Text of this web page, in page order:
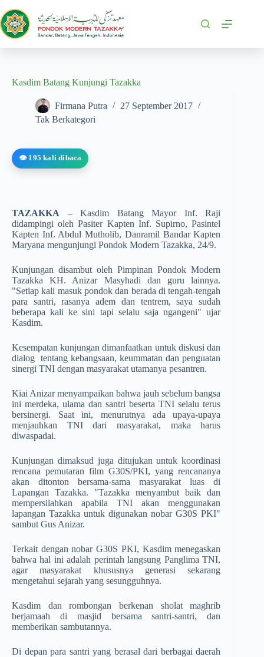
Kasdim Batang Kunjungi Tazakka
Firmana Putra
27 September 2017
Tak Berkategori
👁️ 195 kali dibaca
TAZAKKA – Kasdim Batang Mayor Inf. Raji
didampingi oleh Pasiter Kapten Inf. Supirno, Pasintel
Kapten Inf. Abdul Mutholib, Danramil Bandar Kapten
Maryana mengunjungi Pondok Modern Tazakka, 24/9.
Kunjungan disambut oleh Pimpinan Pondok Modern
Tazakka KH. Anizar Masyhadi dan guru lainnya.
"Setiap kali masuk pondok dan berada di tengah-tengah
para santri, rasanya adem dan tentrem, saya sudah
beberapa kali ke sini tapi selalu saja ngangeni" ujar
Kasdim.
Kesempatan kunjungan dimanfaatkan untuk diskusi dan
dialog tentang kebangsaan, keummatan dan penguatan
sinergi TNI dengan masyarakat utamanya pesantren.
Kiai Anizar menyampaikan bahwa jauh sebelum bangsa
ini merdeka, ulama dan santri beserta TNI selalu terus
bersinergi. Saat ini, menurutnya ada upaya-upaya
menjauhkan TNI dari masyarakat, maka harus
diwaspadai.
Kunjungan dimaksud juga ditujukan untuk koordinasi
rencana pemutaran film G30S/PKI, yang rencananya
akan ditonton bersama-sama masyarakat luas di
Lapangan Tazakka. "Tazakka menyambut baik dan
mempersilahkan apabila TNI akan menggunakan
lapangan Tazakka untuk digunakan nobar G30S PKI"
sambut Gus Anizar.
Terkait dengan nobar G30S PKI, Kasdim menegaskan
bahwa hal ini adalah perintah langsung Panglima TNI,
agar masyarakat khususnya generasi sekarang
mengetahui sejarah yang sesungguhnya.
Kasdim dan rombongan berkenan sholat maghrib
berjamaah di masjid bersama santri-santri, dan
memberikan sambutannya.
Di depan para santri yang berasal dari berbagai daerah